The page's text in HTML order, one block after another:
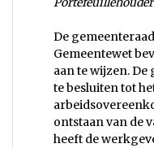
De
Gemeentewet
aan te wijzen. De
te besluiten tot
ontstaan van de
heeft de